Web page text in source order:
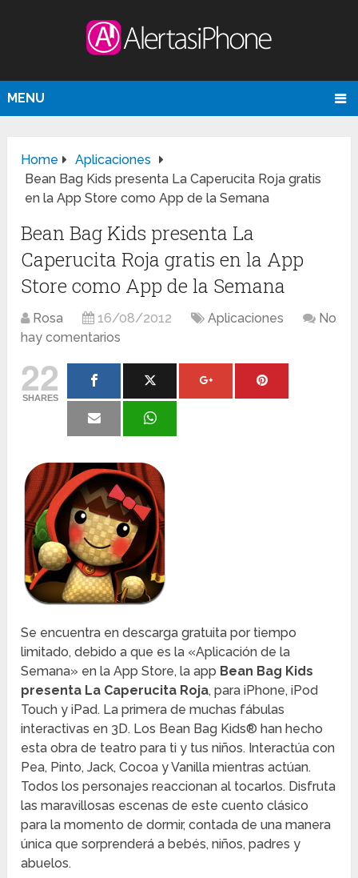
MENU
Home
Aplicaciones
Bean Bag Kids presenta La Caperucita Roja gratis
en la App Store como App de la Semana
Bean Bag Kids presenta La
Caperucita Roja gratis en la App
Store como App de la Semana
Rosa 16/08/2012 Aplicaciones
No
hay comentarios
22
SHARES
Se encuentra en descarga gratuita por tiempo
limitado, debido a que es la «Aplicación de la
Semana» en la App Store, la app Bean Bag Kids
presenta La Caperucita Roja, para iPhone, iPod
Touch y iPad. La primera de muchas fábulas
interactivas en 3D. Los Bean Bag Kids® han hecho
esta obra de teatro para ti y tus niños. Interactúa con
Pea, Pinto, Jack, Cocoa y Vanilla mientras actúan.
Todos los personajes reaccionan al tocarlos. Disfruta
las maravillosas escenas de este cuento clásico
para la momento de dormir, contada de una manera
única que sorprenderá a bebés, niños, padres y
abuelos.